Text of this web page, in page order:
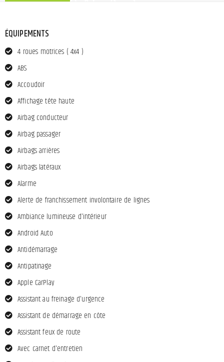
ÉQUIPEMENTS
4 roues motrices ( 4x4 )
ABS
Accoudoir
Affichage tête haute
Airbag conducteur
Airbag passager
Airbags arrières
Airbags latéraux
Alarme
Alerte de franchissement involontaire de lignes
Ambiance lumineuse d'intérieur
Android Auto
Antidémarrage
Antipatinage
Apple CarPlay
Assistant au freinage d'urgence
Assistant de démarrage en côte
Assistant feux de route
Avec carnet d'entretien